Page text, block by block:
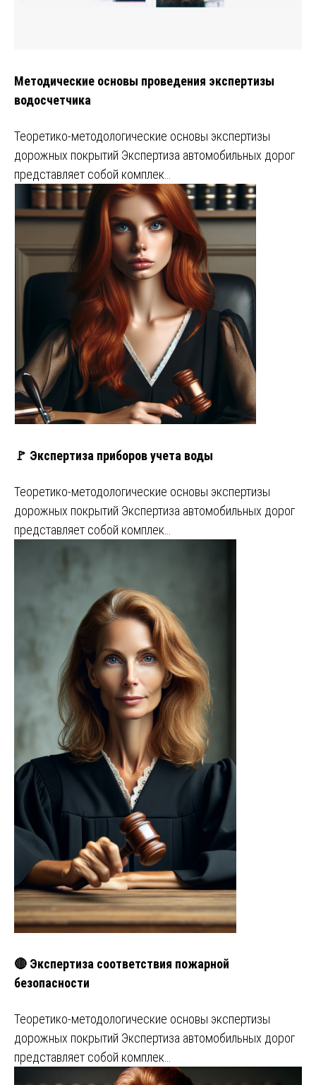
Методические основы проведения экспертизы
водосчетчика
Теоретико-методологические основы экспертизы
дорожных покрытий Экспертиза автомобильных дорог
представляет собой комплек…
🚩 Экспертиза приборов учета воды
Теоретико-методологические основы экспертизы
дорожных покрытий Экспертиза автомобильных дорог
представляет собой комплек…
🔴 Экспертиза соответствия пожарной
безопасности
Теоретико-методологические основы экспертизы
дорожных покрытий Экспертиза автомобильных дорог
представляет собой комплек…